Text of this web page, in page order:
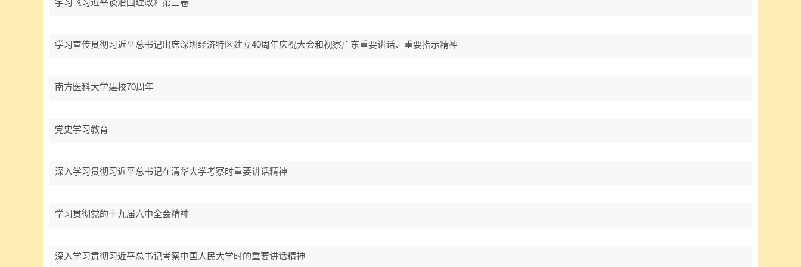
学习《习近平谈治国理政》第三卷
学习宣传贯彻习近平总书记出席深圳经济特区建立40周年庆祝大会和视察广东重要讲话、重要指示精神
南方医科大学建校70周年
党史学习教育
深入学习贯彻习近平总书记在清华大学考察时重要讲话精神
学习贯彻党的十九届六中全会精神
深入学习贯彻习近平总书记考察中国人民大学时的重要讲话精神